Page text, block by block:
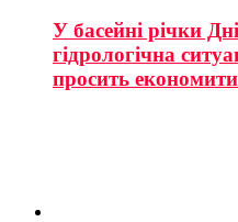
У басейні річки
гідрологічна
просить